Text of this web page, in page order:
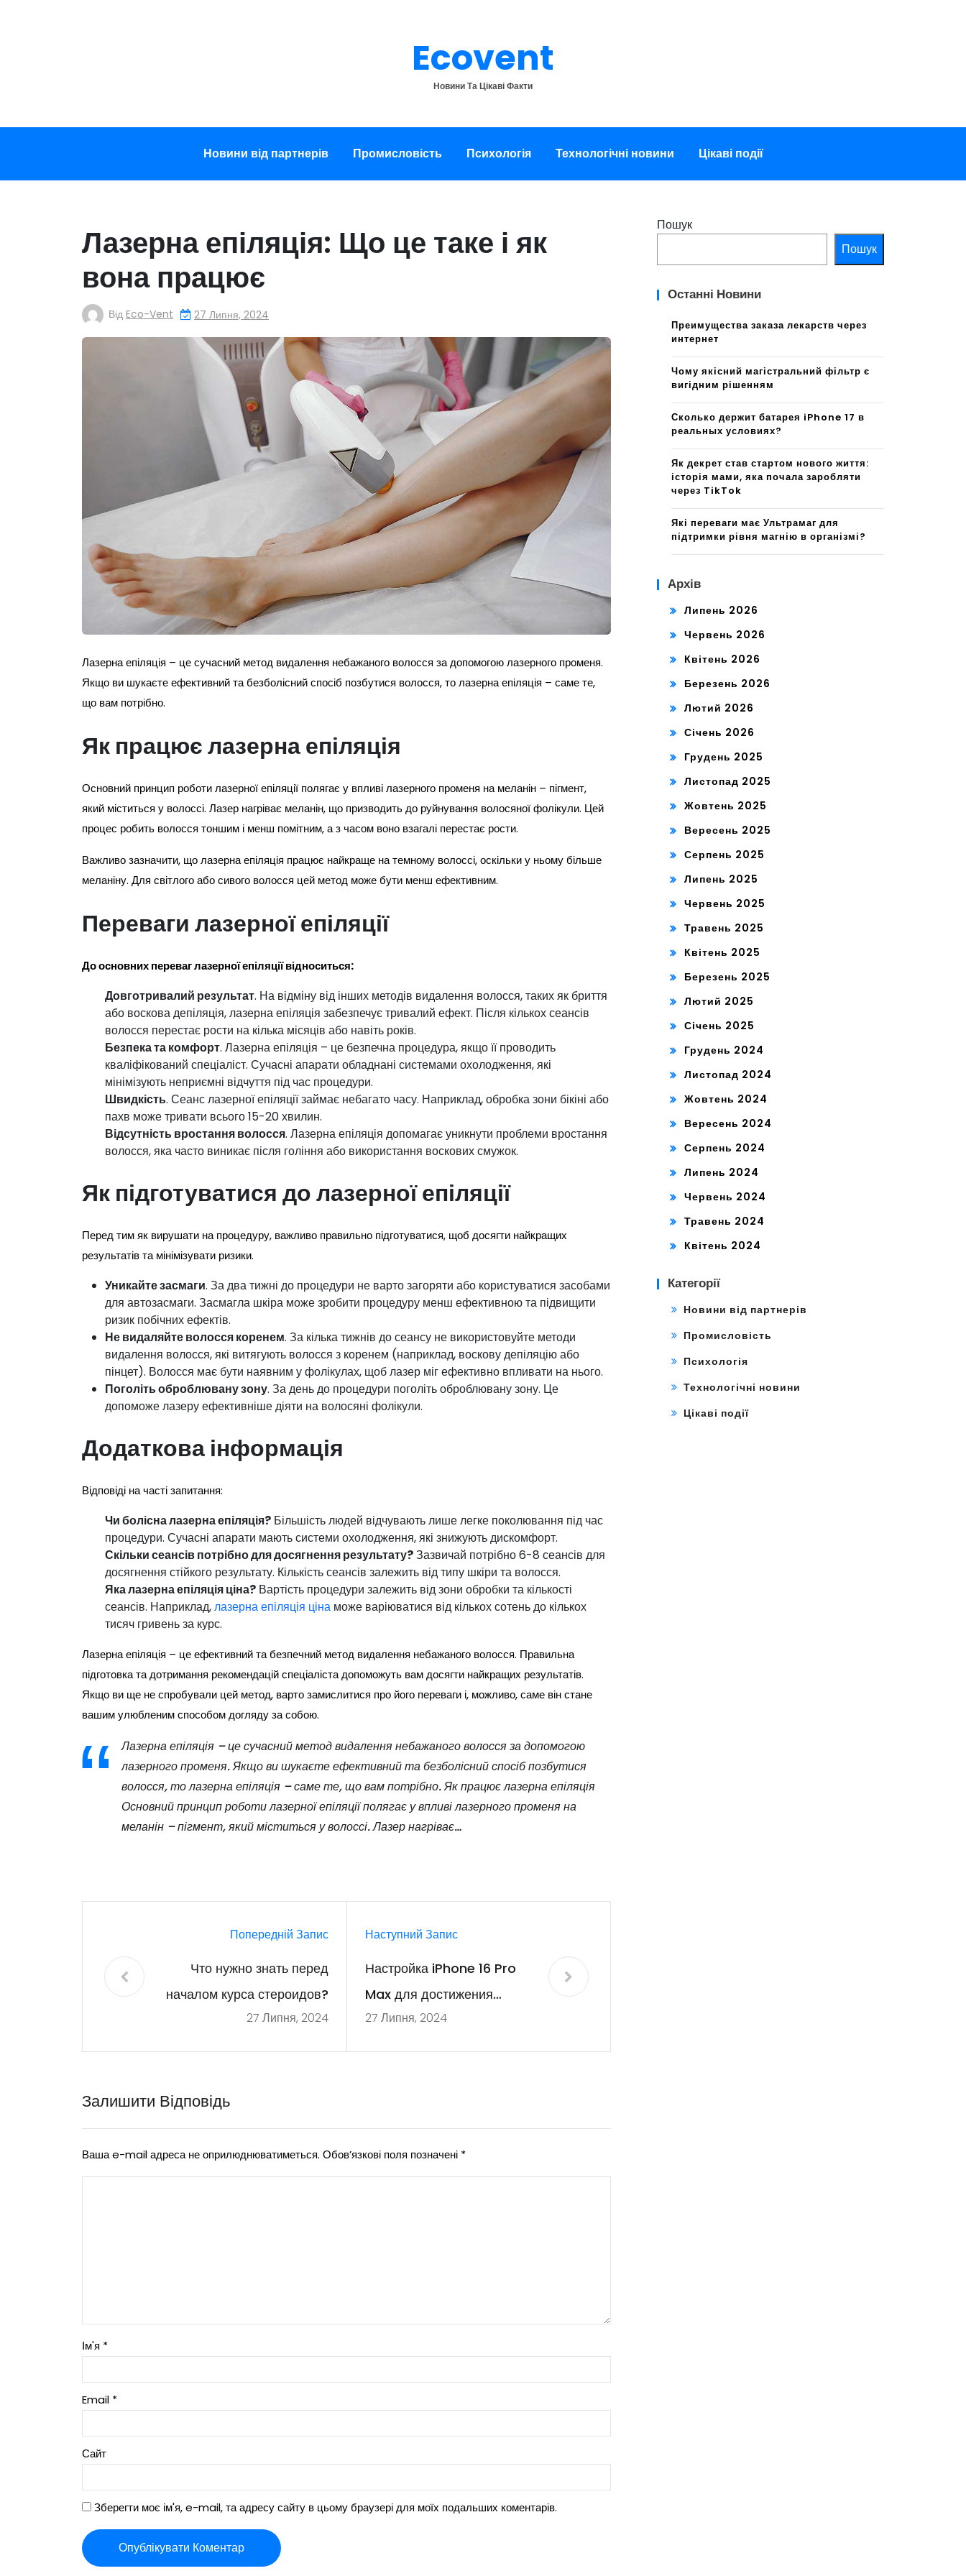
Ecovent
Новини Та Цікаві Факти
Новини від партнерів Промисловість Психологія Технологічні новини Цікаві події
Лазерна епіляція: Що це таке і як
вона працює
Від Eco-Vent 27 Липня, 2024
Лазерна епіляція – це сучасний метод видалення небажаного волосся за допомогою лазерного променя.
Якщо ви шукаєте ефективний та безболісний спосіб позбутися волосся, то лазерна епіляція – саме те,
що вам потрібно.
Як працює лазерна епіляція
Основний принцип роботи лазерної епіляції полягає у впливі лазерного променя на меланін – пігмент,
який міститься у волоссі. Лазер нагріває меланін, що призводить до руйнування волосяної фолікули. Цей
процес робить волосся тоншим і менш помітним, а з часом воно взагалі перестає рости.
Важливо зазначити, що лазерна епіляція працює найкраще на темному волоссі, оскільки у ньому більше
меланіну. Для світлого або сивого волосся цей метод може бути менш ефективним.
Переваги лазерної епіляції
До основних переваг лазерної епіляції відноситься:
Довготривалий результат. На відміну від інших методів видалення волосся, таких як бриття
або воскова депіляція, лазерна епіляція забезпечує тривалий ефект. Після кількох сеансів
волосся перестає рости на кілька місяців або навіть років.
Безпека та комфорт. Лазерна епіляція – це безпечна процедура, якщо її проводить
кваліфікований спеціаліст. Сучасні апарати обладнані системами охолодження, які
мінімізують неприємні відчуття під час процедури.
Швидкість. Сеанс лазерної епіляції займає небагато часу. Наприклад, обробка зони бікіні або
пахв може тривати всього 15-20 хвилин.
Відсутність вростання волосся. Лазерна епіляція допомагає уникнути проблеми вростання
волосся, яка часто виникає після гоління або використання воскових смужок.
Як підготуватися до лазерної епіляції
Перед тим як вирушати на процедуру, важливо правильно підготуватися, щоб досягти найкращих
результатів та мінімізувати ризики.
Уникайте засмаги. За два тижні до процедури не варто загоряти або користуватися засобами
для автозасмаги. Засмагла шкіра може зробити процедуру менш ефективною та підвищити
ризик побічних ефектів.
Не видаляйте волосся коренем. За кілька тижнів до сеансу не використовуйте методи
видалення волосся, які витягують волосся з коренем (наприклад, воскову депіляцію або
пінцет). Волосся має бути наявним у фолікулах, щоб лазер міг ефективно впливати на нього.
Поголіть оброблювану зону. За день до процедури поголіть оброблювану зону. Це
допоможе лазеру ефективніше діяти на волосяні фолікули.
Додаткова інформація
Відповіді на часті запитання:
Чи болісна лазерна епіляція? Більшість людей відчувають лише легке поколювання під час
процедури. Сучасні апарати мають системи охолодження, які знижують дискомфорт.
Скільки сеансів потрібно для досягнення результату?Зазвичай потрібно 6-8 сеансів для
досягнення стійкого результату. Кількість сеансів залежить від типу шкіри та волосся.
Яка лазерна епіляція ціна? Вартість процедури залежить від зони обробки та кількості
сеансів. Наприклад,лазерна епіляція ціна може варіюватися від кількох сотень до кількох
тисяч гривень за курс.
Лазерна епіляція – це ефективний та безпечний метод видалення небажаного волосся. Правильна
підготовка та дотримання рекомендацій спеціаліста допоможуть вам досягти найкращих результатів.
Якщо ви ще не спробували цей метод, варто замислитися про його переваги і, можливо, саме він стане
вашим улюбленим способом догляду за собою.
Лазерна епіляція – це сучасний метод видалення небажаного волосся за допомогою
лазерного променя. Якщо ви шукаєте ефективний та безболісний спосіб позбутися
волосся, то лазерна епіляція – саме те, що вам потрібно. Як працює лазерна епіляція
Основний принцип роботи лазерної епіляції полягає у впливі лазерного променя на
меланін – пігмент, який міститься у волоссі. Лазер нагріває…
Попередній Запис
Что нужно знать перед
началом курса стероидов?
27 Липня, 2024
Наступний Запис
Настройка iPhone 16 Pro
Max для достижения
максимальной
27 Липня, 2024
Залишити Відповідь
Ваша e-mail адреса не оприлюднюватиметься. Обов’язкові поля позначені *
Ім'я *
Email *
Сайт
Зберегти моє ім'я, e-mail, та адресу сайту в цьому браузері для моїх подальших коментарів.
Пошук
Пошук
Останні Новини
Преимущества заказа лекарств через
интернет
Чому якісний магістральний фільтр є
вигідним рішенням
Сколько держит батарея iPhone 17 в
реальных условиях?
Як декрет став стартом нового життя:
історія мами, яка почала заробляти
через TikTok
Які переваги має Ультрамаг для
підтримки рівня магнію в організмі?
Архів
Липень 2026
Червень 2026
Квітень 2026
Березень 2026
Лютий 2026
Січень 2026
Грудень 2025
Листопад 2025
Жовтень 2025
Вересень 2025
Серпень 2025
Липень 2025
Червень 2025
Травень 2025
Квітень 2025
Березень 2025
Лютий 2025
Січень 2025
Грудень 2024
Листопад 2024
Жовтень 2024
Вересень 2024
Серпень 2024
Липень 2024
Червень 2024
Травень 2024
Квітень 2024
Категорії
Новини від партнерів
Промисловість
Психологія
Технологічні новини
Цікаві події